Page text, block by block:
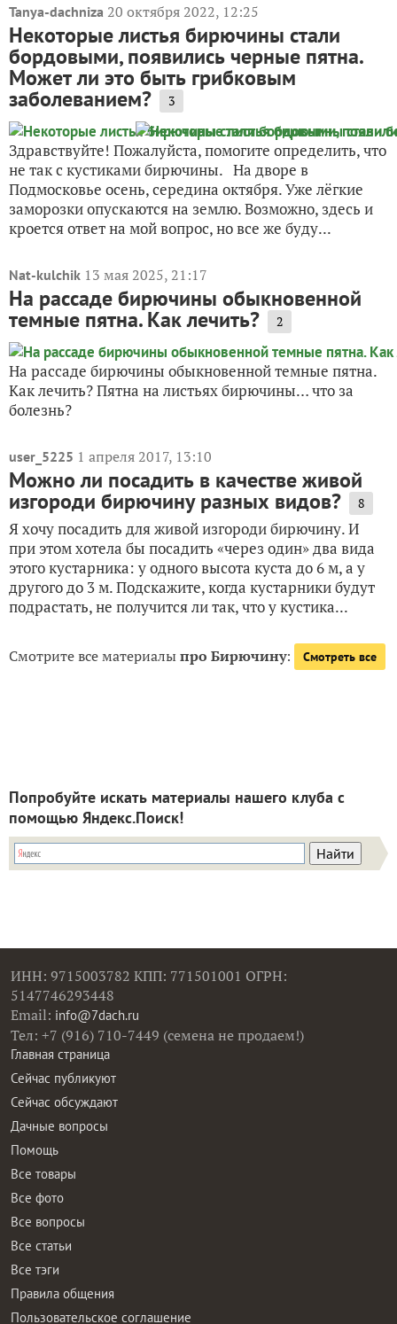
Tanya-dachniza 20 октября 2022, 12:25
Некоторые листья бирючины стали
бордовыми, появились черные пятна.
Может ли это быть грибковым
заболеванием? 3
Здравствуйте! Пожалуйста, помогите определить, что
не так с кустиками бирючины. На дворе в
Подмосковье осень, середина октября. Уже лёгкие
заморозки опускаются на землю. Возможно, здесь и
кроется ответ на мой вопрос, но все же буду...
Nat-kulchik 13 мая 2025, 21:17
На рассаде бирючины обыкновенной
темные пятна. Как лечить? 2
На рассаде бирючины обыкновенной темные пятна.
Как лечить? Пятна на листьях бирючины… что за
болезнь?
user_5225 1 апреля 2017, 13:10
Можно ли посадить в качестве живой
изгороди бирючину разных видов? 8
Я хочу посадить для живой изгороди бирючину. И
при этом хотела бы посадить «через один» два вида
этого кустарника: у одного высота куста до 6 м, а у
другого до 3 м. Подскажите, когда кустарники будут
подрастать, не получится ли так, что у кустика...
Смотрите все материалыпро Бирючину: Смотреть все
Попробуйте искать материалы нашего клуба с
помощью Яндекс.Поиск!
ИНН: 9715003782 КПП: 771501001 ОГРН:
5147746293448
Email: info@7dach.ru
Тел: +7 (916) 710-7449 (семена не продаем!)
Главная страница
Сейчас публикуют
Сейчас обсуждают
Дачные вопросы
Помощь
Все товары
Все фото
Все вопросы
Все статьи
Все тэги
Правила общения
Пользовательское соглашение